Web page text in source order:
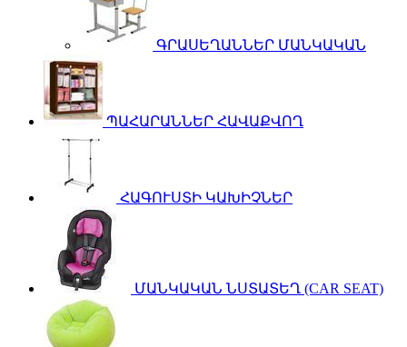
ԳՐԱՍԵՂԱՆՆԵՐ ՄԱՆԿԱԿԱՆ
ՊԱՀԱՐԱՆՆԵՐ ՀԱՎԱՔՎՈՂ
ՀԱԳՈՒՍՏԻ ԿԱԽԻՉՆԵՐ
ՄԱՆԿԱԿԱՆ ՆՍՏԱՏԵՂ (CAR SEAT)